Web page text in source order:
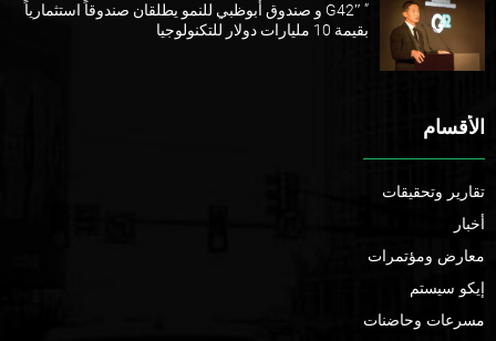
” G42″ و صندوق أبوظبي للنمو يطلقان صندوقاً استثمارياً
بقيمة 10 مليارات دولار للتكنولوجيا
الأقسام
تقارير وتحقيقات
أخبار
معارض ومؤتمرات
إيكو سيستم
مسرعات وحاضنات